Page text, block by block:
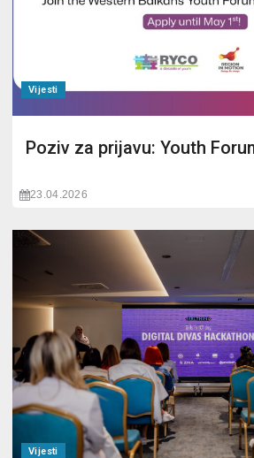
Vijesti
Poziv za prijavu: Youth
23.04.2026
Vijesti